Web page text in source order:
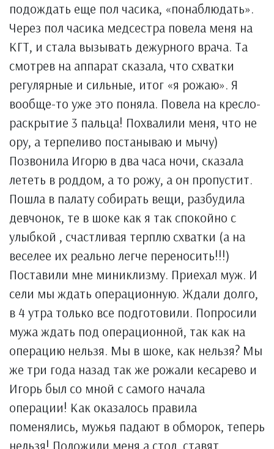
подождать еще пол часика, «понаблюдать».
Через пол часика медсестра повела меня на
КГТ, и стала вызывать дежурного врача. Та
смотрев на аппарат сказала, что схватки
регулярные и сильные, итог «я рожаю». Я
вообще-то уже это поняла. Повела на кресло-
раскрытие 3 пальца! Похвалили меня, что не
ору, а терпеливо постанываю и мычу)
Позвонила Игорю в два часа ночи, сказала
лететь в роддом, а то рожу, а он пропустит.
Пошла в палату собирать вещи, разбудила
девчонок, те в шоке как я так спокойно с
улыбкой , счастливая терплю схватки (а на
веселее их реально легче переносить!!!)
Поставили мне миниклизму. Приехал муж. И
сели мы ждать операционную. Ждали долго,
в 4 утра только все подготовили. Попросили
мужа ждать под операционной, так как на
операцию нельзя. Мы в шоке, как нельзя? Мы
же три года назад так же рожали кесарево и
Игорь был со мной с самого начала
операции! Как оказалось правила
поменялись, мужья падают в обморок, теперь
нельзя! Положили меня а стол, ставят